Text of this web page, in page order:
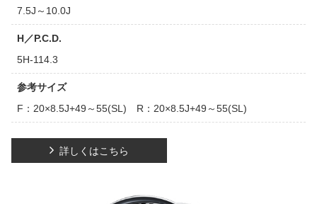
7.5J～10.0J
H／P.C.D.
5H-114.3
参考サイズ
F：20×8.5J+49～55(SL) R：20×8.5J+49～55(SL)
詳しくはこちら